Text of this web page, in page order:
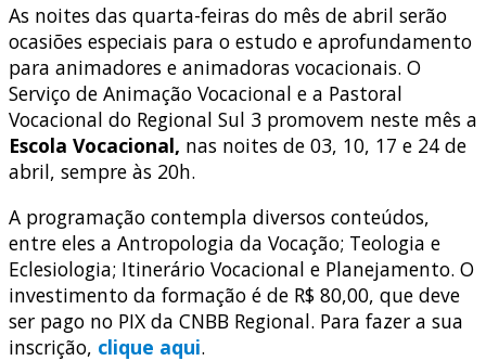
As noites das quarta-feiras do mês de abril serão
ocasiões especiais para o estudo e aprofundamento
para animadores e animadoras vocacionais. O
Serviço de Animação Vocacional e a Pastoral
Vocacional do Regional Sul 3 promovem neste mês a
Escola Vocacional, nas noites de 03, 10, 17 e 24 de
abril, sempre às 20h.
A programação contempla diversos conteúdos,
entre eles a Antropologia da Vocação; Teologia e
Eclesiologia; Itinerário Vocacional e Planejamento. O
investimento da formação é de R$ 80,00, que deve
ser pago no PIX da CNBB Regional. Para fazer a sua
inscrição, clique aqui.